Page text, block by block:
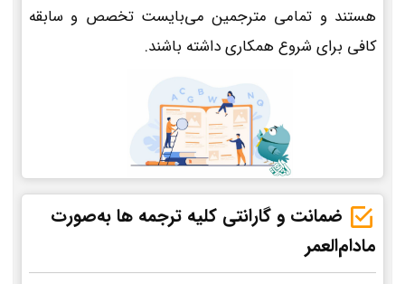
هستند و تمامی مترجمین می‌بایست تخصص و سابقه
کافی برای شروع همکاری داشته باشند.
ضمانت و گارانتی کلیه ترجمه ها به‌صورت
مادام‌العمر